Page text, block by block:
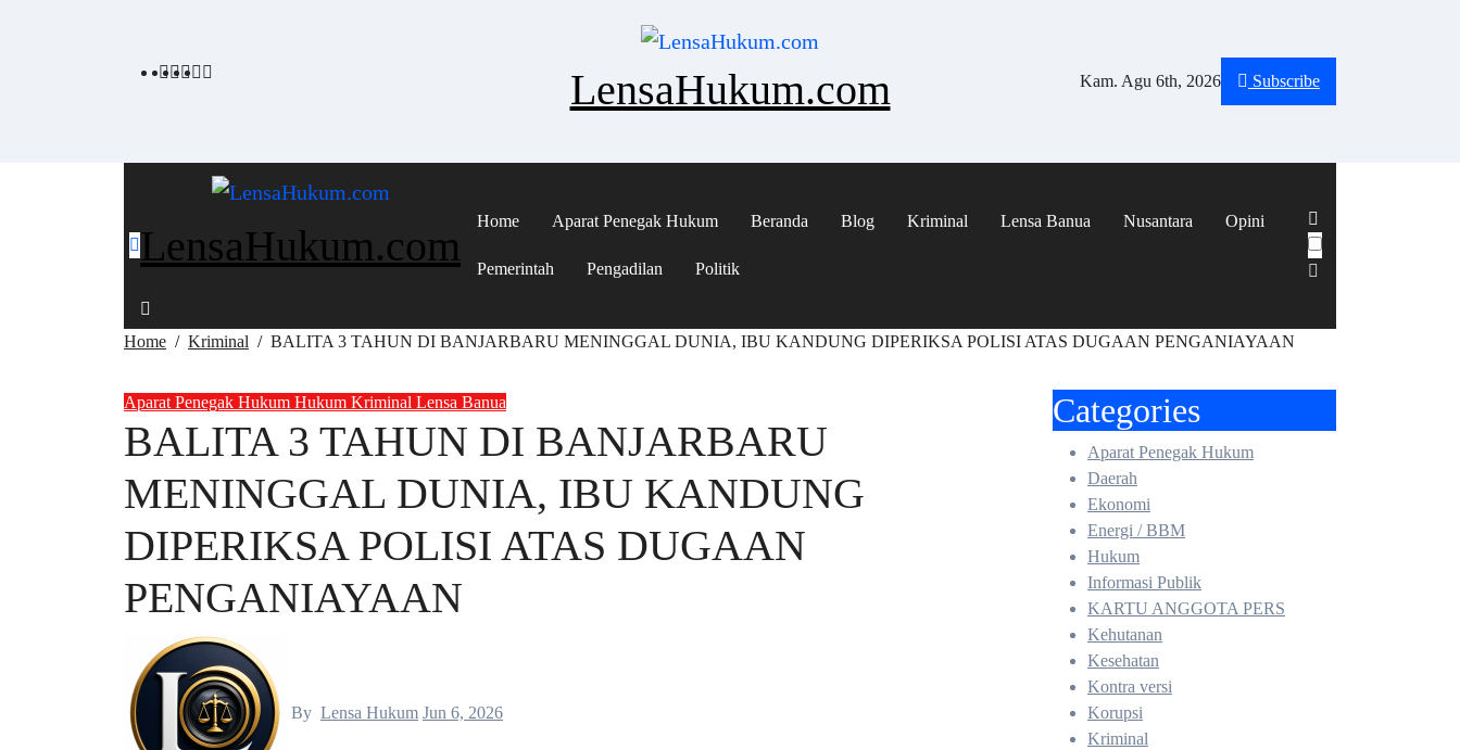
LensaHukum.com Kam. Agu 6th, 2026 Subscribe
LensaHukum.com
Home Aparat Penegak Hukum Beranda Blog Kriminal Lensa Banua Nusantara Opini
Pemerintah Pengadilan Politik
Home Kriminal BALITA 3 TAHUN DI BANJARBARU MENINGGAL DUNIA, IBU KANDUNG DIPERIKSA POLISI ATAS DUGAAN PENGANIAYAAN
Aparat Penegak Hukum Hukum Kriminal Lensa Banua
BALITA 3 TAHUN DI BANJARBARU
MENINGGAL DUNIA, IBU KANDUNG
DIPERIKSA POLISI ATAS DUGAAN
PENGANIAYAAN
By Lensa Hukum Jun 6, 2026
Categories
Aparat Penegak Hukum
Daerah
Ekonomi
Energi / BBM
Hukum
Informasi Publik
KARTU ANGGOTA PERS
Kehutanan
Kesehatan
Kontra versi
Korupsi
Kriminal